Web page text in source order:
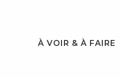
À VOIR & À FAIRE